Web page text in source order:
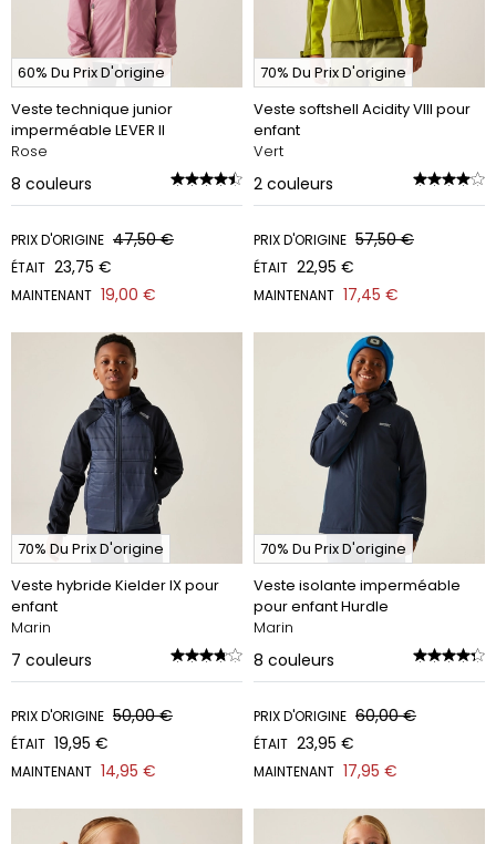
60% Du Prix D'origine
Veste technique junior
imperméable LEVER II
Rose
8 couleurs
PRIX D'ORIGINE 47,50 €
ÉTAIT 23,75 €
MAINTENANT 19,00 €
70% Du Prix D'origine
Veste softshell Acidity VIII pour
enfant
Vert
2 couleurs
PRIX D'ORIGINE 57,50 €
ÉTAIT 22,95 €
MAINTENANT 17,45 €
70% Du Prix D'origine
Veste hybride Kielder IX pour
enfant
Marin
7 couleurs
PRIX D'ORIGINE 50,00 €
ÉTAIT 19,95 €
MAINTENANT 14,95 €
70% Du Prix D'origine
Veste isolante imperméable
pour enfant Hurdle
Marin
8 couleurs
PRIX D'ORIGINE 60,00 €
ÉTAIT 23,95 €
MAINTENANT 17,95 €